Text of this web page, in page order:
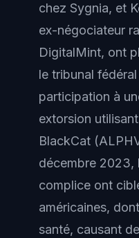
chez Sygnia, et
ex-négociateur
DigitalMint, ont
le tribunal
participation à
extorsion
BlackCat
décembre 2023,
complice ont
américaines,
santé, causant